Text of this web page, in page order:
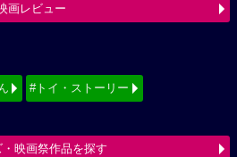
画レビュー
#トイ・ストーリー
・映画祭作品を探す